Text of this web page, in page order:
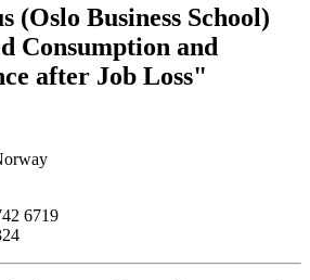
(Oslo Business School)
Consumption and
after Job Loss"
6719